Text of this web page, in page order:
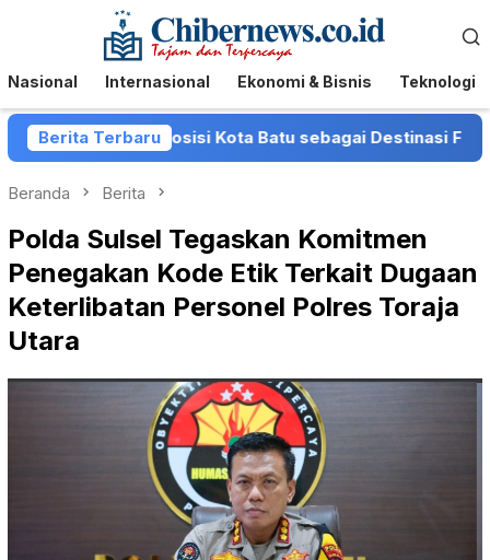
Menu
Mobile
Nasional Internasional Ekonomi & Bisnis Teknologi
Berita Terbaru
Posisi Kota Batu sebagai Destinasi Festival Musik
Beranda Berita
Polda Sulsel Tegaskan Komitmen
Penegakan Kode Etik Terkait Dugaan
Keterlibatan Personel Polres Toraja
Utara